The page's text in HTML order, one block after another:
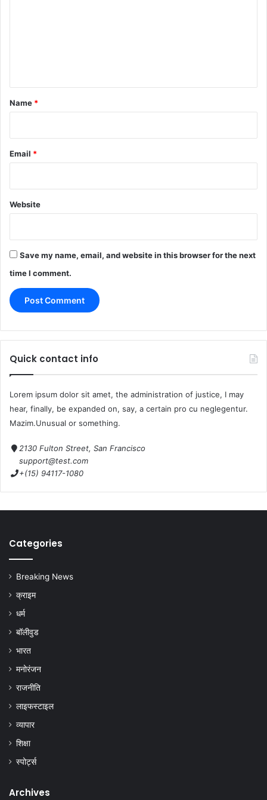
*
Name *
Email *
Website
Save my name, email, and website in this browser for the next
time I comment.
Quick contact info
Lorem ipsum dolor sit amet, the administration of justice, I may
hear, finally, be expanded on, say, a certain pro cu neglegentur.
Mazim.Unusual or something.
2130 Fulton Street, San Francisco
support@test.com
+(15) 94117-1080
Categories
Breaking News
क्राइम
धर्म
बॉलीवुड
भारत
मनोरंजन
राजनीति
लाइफस्टाइल
व्यापार
शिक्षा
स्पोर्ट्स
Archives